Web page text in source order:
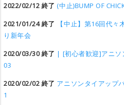
2022/02/12 終了 (中止)BUMP OF
2021/01/24 終了
【中止】第16回代
り新年会
2020/03/30 終了 | [初心者歓迎]アニ
03
2020/02/02 終了 アニソンタイアップ
1